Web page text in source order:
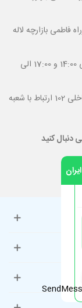
فاطمی بازارچه لاله
10:00 الی 14:00 و 17:00 الی
داخلی 102 ارتباط با شعبه
دنبال کنید